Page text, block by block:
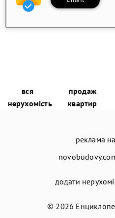
вся
нерухомість
продаж
квартир
реклама
додати
© 2026